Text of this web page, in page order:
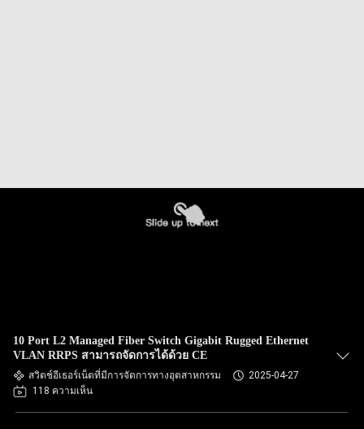
10 Port L2 Managed Fiber Switch Gigabit Rugged Ethernet
VLAN RRPS สามารถจัดการได้ด้วย CE
สวิตช์อีเธอร์เน็ตที่มีการจัดการทางอุตสาหกรรม
2025-04-27
118 ความเห็น